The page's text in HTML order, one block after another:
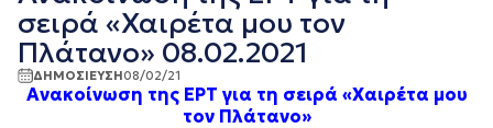
σειρά «Χαιρέτα μου τον
Πλάτανο» 08.02.2021
ΔΗΜΟΣΙΕΥΣΗ08/02/21
Ανακοίνωση της ΕΡΤ για τη σειρά «Χαιρέτα μου
τον Πλάτανο»